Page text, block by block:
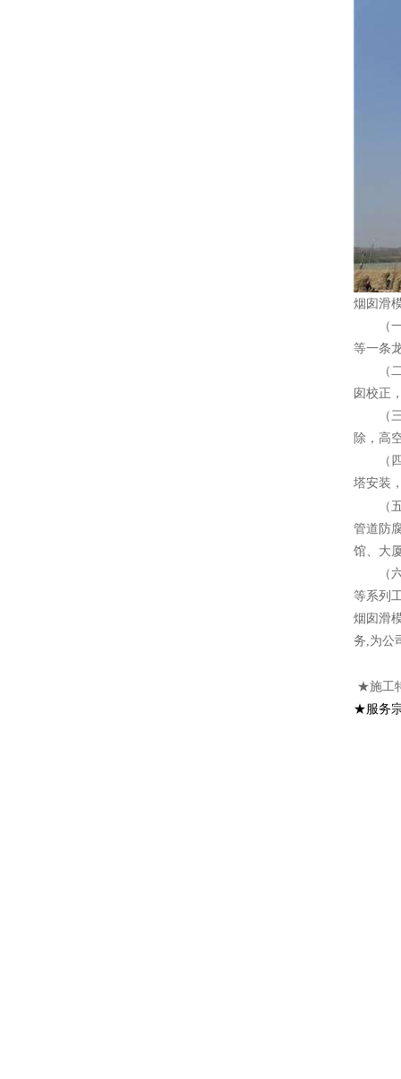
烟囱滑
（一
等一条
（二
囱校正
（三
除，高
（四
塔安装
（五
管道防
馆、大
（六
等系列
烟囱滑
务,为公
★施工
★服务